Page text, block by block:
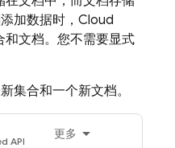
加数据时， Cloud
和文档。您不需要显式
集合和一个新文档。
更多